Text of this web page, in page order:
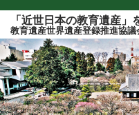
このページの本文へ
「近世日本の教育遺産」
教育遺産世界遺産登録推進協議